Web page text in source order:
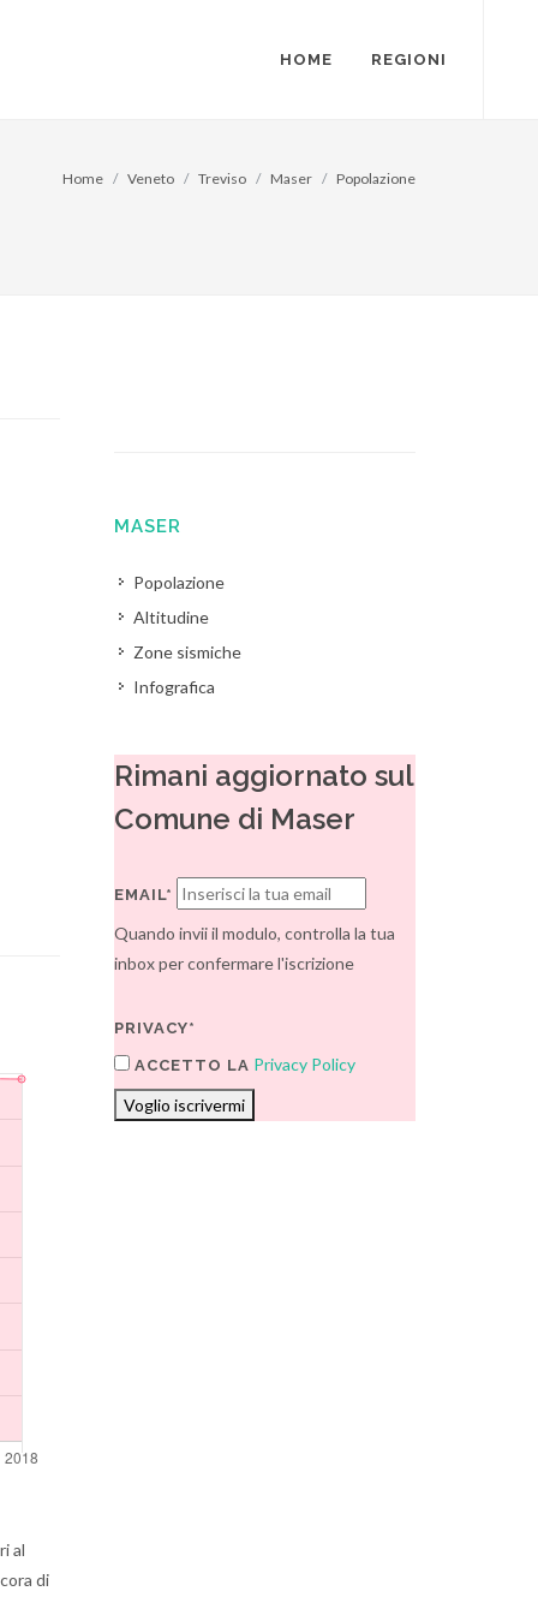
HOME REGIONI
Home Veneto Treviso Maser Popolazione
al
di
MASER
Popolazione
Altitudine
Zone sismiche
Infografica
Rimani aggiornato sul
Comune di Maser
EMAIL*
Quando invii il modulo, controlla la tua
inbox per confermare l'iscrizione
PRIVACY*
ACCETTO LA Privacy Policy
Voglio iscrivermi